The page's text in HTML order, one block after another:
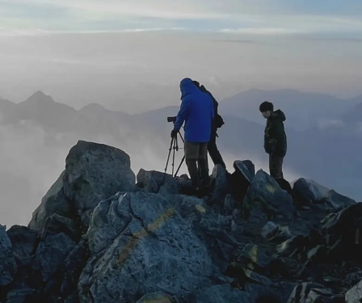
ABOUT
WORKS→
AWARDS→
_04 NEWS→
_05 RECRUIT→
Contact Us→